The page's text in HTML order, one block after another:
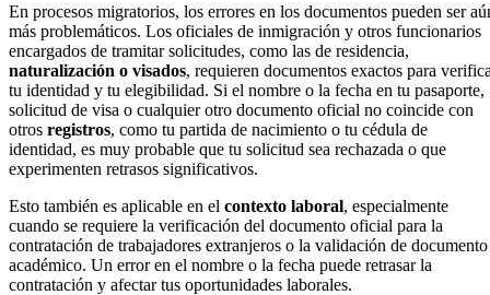
En procesos migratorios, los errores en los documentos pueden ser
más problemáticos. Los oficiales de inmigración y otros funcionarios
encargados de tramitar solicitudes, como las de residencia,
naturalización o visados, requieren documentos exactos para
tu identidad y tu elegibilidad. Si el nombre o la fecha en tu pasaporte,
solicitud de visa o cualquier otro documento oficial no coincide con
otros registros, como tu partida de nacimiento o tu cédula de
identidad, es muy probable que tu solicitud sea rechazada o que
experimenten retrasos significativos.
Esto también es aplicable en el contexto laboral, especialmente
cuando se requiere la verificación del documento oficial para la
contratación de trabajadores extranjeros o la validación de documento
académico. Un error en el nombre o la fecha puede retrasar la
contratación y afectar tus oportunidades laborales.